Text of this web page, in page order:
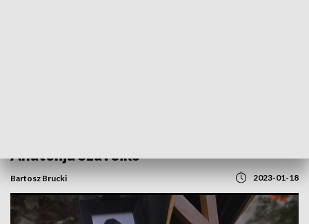
Anatolija Szaveiko
Bartosz Brucki 2023-01-18